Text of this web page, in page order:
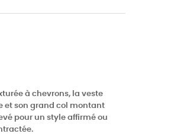
à chevrons, la veste
et son grand col montant
pour un style affirmé ou